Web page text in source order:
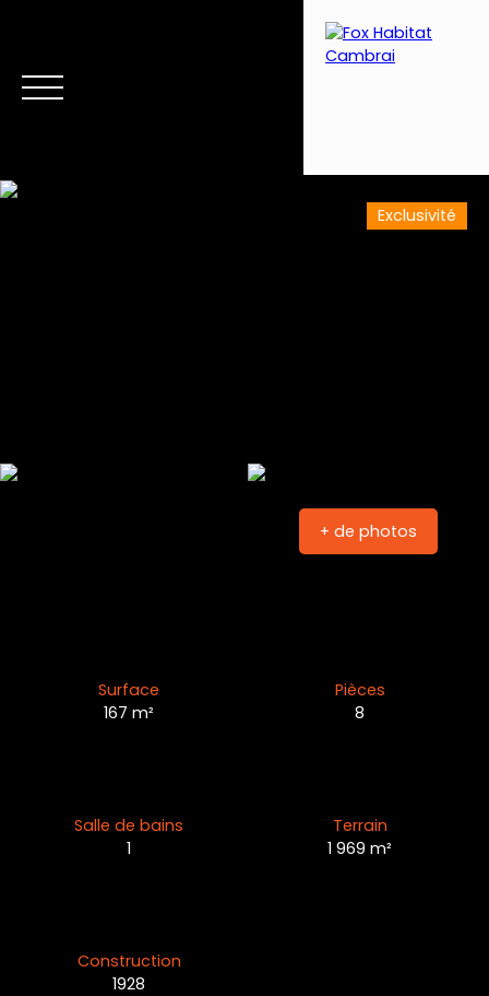
Exclusivité
+ de photos
Surface
167m²
Pièces
8
Salle de bains
1
Terrain
1 969m²
Construction
1928